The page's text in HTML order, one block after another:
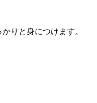
りと身につけます。